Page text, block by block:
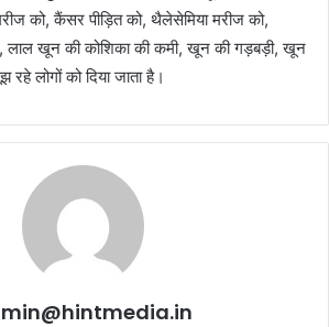
को, कैंसर पीड़ित को, थैलेसेमिया मरीज को,
लाल खून की कोशिका की कमी, खून की गड़बड़ी, खून
लोगों को दिया जाता है।